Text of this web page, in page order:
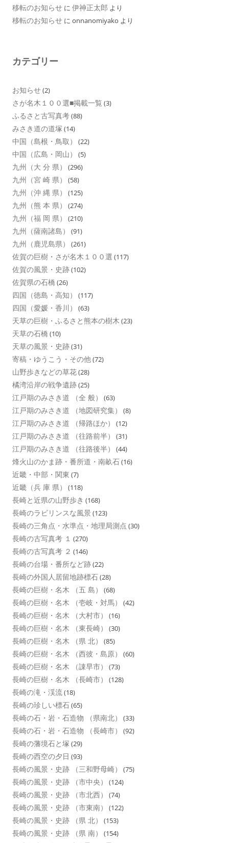
移転のお知らせ に 伊神正太郎 より
移転のお知らせ に onnanomiyako より
カテゴリー
お知らせ(2)
さが名木１００選■掲載一覧 (3)
ふるさと古写真考(88)
みさき道の道塚 (14)
中国（島根・鳥取） (22)
中国（広島・岡山） (5)
九州（大 分 県） (296)
九州（宮 崎 県） (58)
九州（沖 縄 県） (125)
九州（熊 本 県） (274)
九州（福 岡 県） (210)
九州（薩南諸島） (91)
九州（鹿児島県） (261)
佐賀の巨樹・さが名木１００選 (117)
佐賀の風景・史跡(102)
佐賀県の石橋 (26)
四国（徳島・高知） (117)
四国（愛媛・香川） (63)
天草の巨樹・ふるさと熊本の樹木 (23)
天草の石橋 (10)
天草の風景・史跡(31)
寄稿・ゆうこう・その他(72)
山野歩きなどの草花(28)
橘湾沿岸の戦争遺跡(25)
江戸期のみさき道 （全 般） (63)
江戸期のみさき道 （地図研究集） (8)
江戸期のみさき道 （帰路ほか） (12)
江戸期のみさき道 （往路前半） (31)
江戸期のみさき道 （往路後半） (44)
烽火山のかま跡・番所道・南畝石(16)
近畿・中部・関東 (7)
近畿（兵 庫 県） (118)
長崎と近県の山野歩き (168)
長崎のラビリンスな風景 (123)
長崎の三角点・水準点・地理局測点 (30)
長崎の古写真考 １ (270)
長崎の古写真考 ２ (146)
長崎の台場・番所など跡(22)
長崎の外国人居留地跡標石(28)
長崎の巨樹・名木 （五 島） (68)
長崎の巨樹・名木 （壱岐・対馬） (42)
長崎の巨樹・名木 （大村市） (16)
長崎の巨樹・名木 （東長崎） (30)
長崎の巨樹・名木 （県 北） (85)
長崎の巨樹・名木 （西彼・島原） (60)
長崎の巨樹・名木 （諌早市） (73)
長崎の巨樹・名木 （長崎市） (128)
長崎の滝・渓流(18)
長崎の珍しい標石(65)
長崎の石・岩・石造物 （県南北） (33)
長崎の石・岩・石造物 （長崎市） (92)
長崎の藩境石と塚 (29)
長崎の西空の夕日 (93)
長崎の風景・史跡 （三和野母崎） (75)
長崎の風景・史跡 （市中央） (124)
長崎の風景・史跡 （市北西） (74)
長崎の風景・史跡 （市東南） (122)
長崎の風景・史跡 （県 北） (153)
長崎の風景・史跡 （県 南） (154)